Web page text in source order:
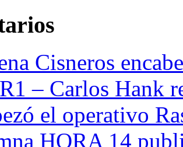
Cisneros
– Carlos Hank
el operativo
HORA 14